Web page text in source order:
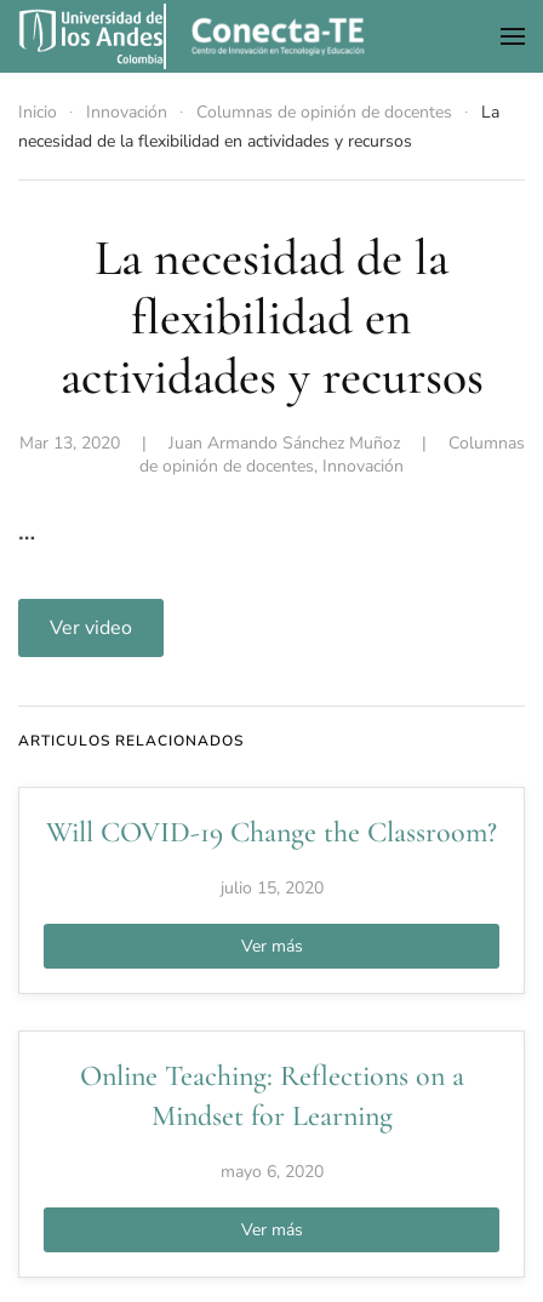
Skip to main content
Inicio Innovación Columnas de opinión de docentes
La
necesidad de la flexibilidad en actividades y recursos
La necesidad de la
flexibilidad en
actividades y recursos
Mar 13, 2020| Juan Armando Sánchez Muñoz| Columnas
de opinión de docentes, Innovación
…
Ver video
ARTICULOS RELACIONADOS
Will COVID-19 Change the Classroom?
julio 15, 2020
Ver más
Online Teaching: Reflections on a
Mindset for Learning
mayo 6, 2020
Ver más